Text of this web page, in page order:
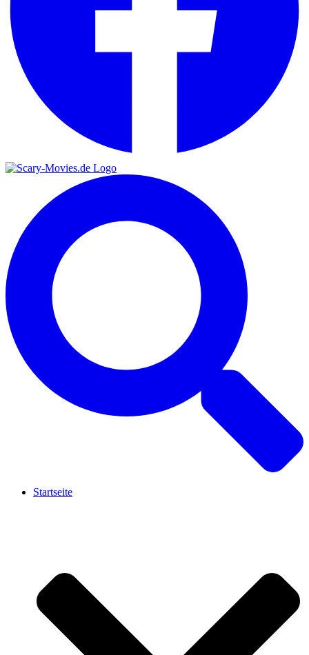
Startseite